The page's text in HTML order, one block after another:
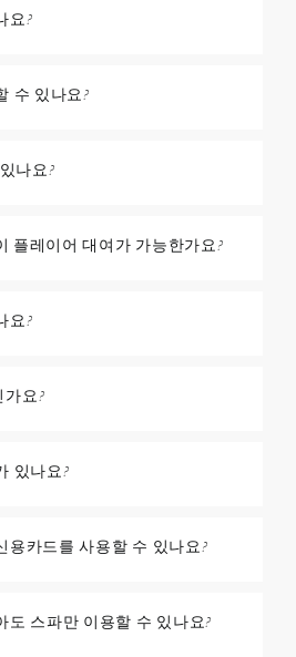
요?
수 있나요?
나요?
플레이어 대여가 가능한가요?
요?
가요?
있나요?
용카드를 사용할 수 있나요?
도 스파만 이용할 수 있나요?